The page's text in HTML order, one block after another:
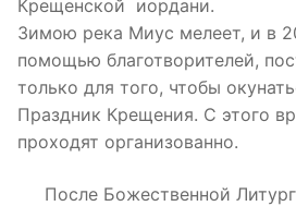
Крещенской иордани.
Зимою река Миус мелеет, и в
помощью благотворителей,
только для того, чтобы
Праздник Крещения. С этого
проходят организованно.
После Божественной